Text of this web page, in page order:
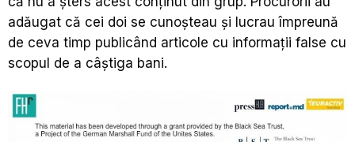
adăugat că cei doi se cunoşteau şi lucrau împreună
de ceva timp publicând articole cu informaţii false cu
scopul de a câştiga bani.